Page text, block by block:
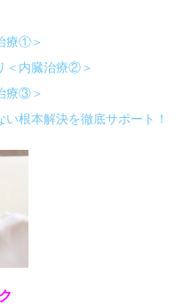
療①＞
＜内臓治療②＞
療③＞
い根本解決を徹底サポート！